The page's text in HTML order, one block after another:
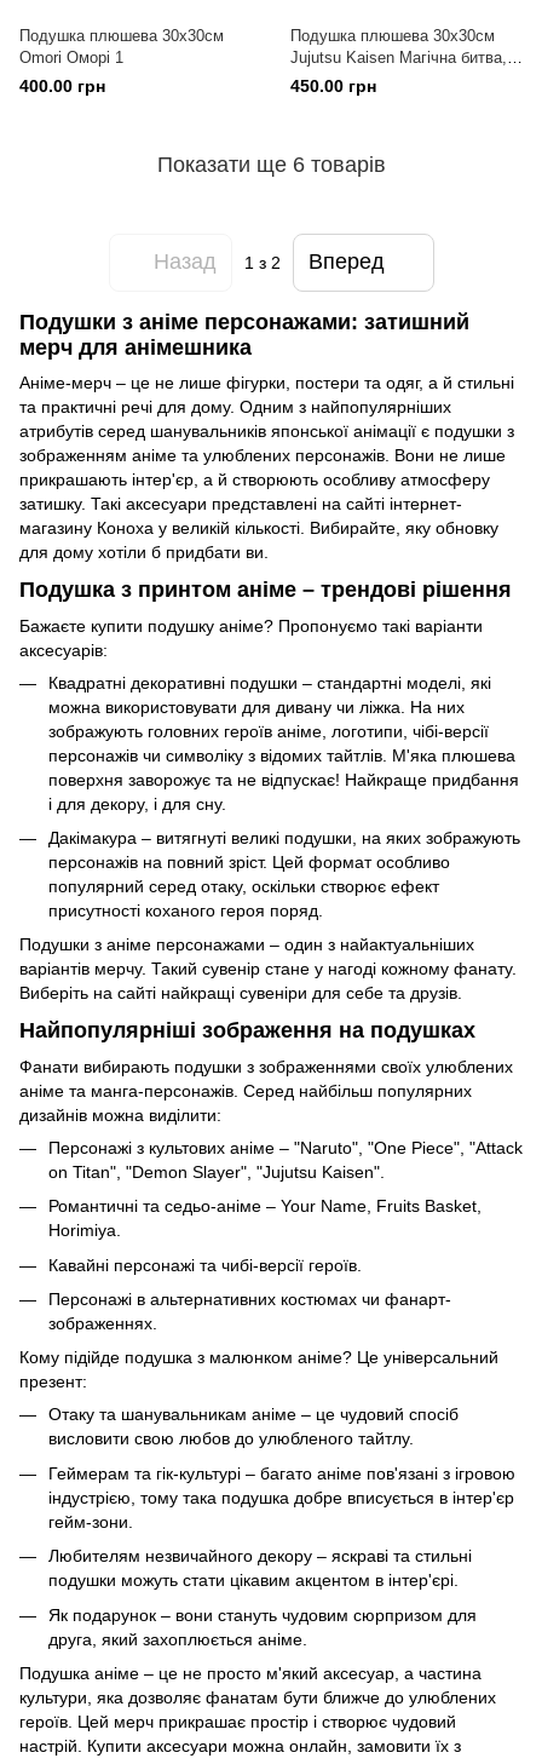
Подушка плюшева 30х30см
Omori Оморі 1
400.00 грн
Подушка плюшева 30х30см
Jujutsu Kaisen Магічна битва,
Нанамі Кенто
450.00 грн
Показати ще 6 товарів
Назад 1 з 2 Вперед
Подушки з аніме персонажами: затишний
мерч для анімешника
Аніме-мерч – це не лише фігурки, постери та одяг, а й стильні
та практичні речі для дому. Одним з найпопулярніших
атрибутів серед шанувальників японської анімації є подушки з
зображенням аніме та улюблених персонажів. Вони не лише
прикрашають інтер'єр, а й створюють особливу атмосферу
затишку. Такі аксесуари представлені на сайті інтернет-
магазину Коноха у великій кількості. Вибирайте, яку обновку
для дому хотіли б придбати ви.
Подушка з принтом аніме – трендові рішення
Бажаєте купити подушку аніме? Пропонуємо такі варіанти
аксесуарів:
Квадратні декоративні подушки – стандартні моделі, які
можна використовувати для дивану чи ліжка. На них
зображують головних героїв аніме, логотипи, чібі-версії
персонажів чи символіку з відомих тайтлів. М'яка плюшева
поверхня заворожує та не відпускає! Найкраще придбання
і для декору, і для сну.
Дакімакура – витягнуті великі подушки, на яких зображують
персонажів на повний зріст. Цей формат особливо
популярний серед отаку, оскільки створює ефект
присутності коханого героя поряд.
Подушки з аніме персонажами – один з найактуальніших
варіантів мерчу. Такий сувенір стане у нагоді кожному фанату.
Виберіть на сайті найкращі сувеніри для себе та друзів.
Найпопулярніші зображення на подушках
Фанати вибирають подушки з зображеннями своїх улюблених
аніме та манга-персонажів. Серед найбільш популярних
дизайнів можна виділити:
Персонажі з культових аніме – "Naruto", "One Piece", "Attack
on Titan", "Demon Slayer", "Jujutsu Kaisen".
Романтичні та седьо-аніме – Your Name, Fruits Basket,
Horimiya.
Кавайні персонажі та чибі-версії героїв.
Персонажі в альтернативних костюмах чи фанарт-
зображеннях.
Кому підійде подушка з малюнком аніме? Це універсальний
презент:
Отаку та шанувальникам аніме – це чудовий спосіб
висловити свою любов до улюбленого тайтлу.
Геймерам та гік-культурі – багато аніме пов'язані з ігровою
індустрією, тому така подушка добре вписується в інтер'єр
гейм-зони.
Любителям незвичайного декору – яскраві та стильні
подушки можуть стати цікавим акцентом в інтер'єрі.
Як подарунок – вони стануть чудовим сюрпризом для
друга, який захоплюється аніме.
Подушка аніме – це не просто м'який аксесуар, а частина
культури, яка дозволяє фанатам бути ближче до улюблених
героїв. Цей мерч прикрашає простір і створює чудовий
настрій. Купити аксесуари можна онлайн, замовити їх з